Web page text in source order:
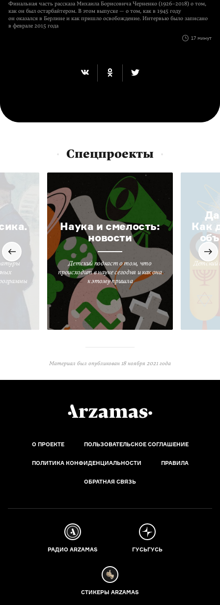
Финальная часть рассказа Михаила Борисовича Черненко (1926–2018) о том,
как он был остарбайтером. В этом выпуске — о том, как в 1945 году
он оказался в Берлине и как пришло освобождение. Интервью было записано
в феврале 2015 года
17 минут
Спецпроекты
Наука и смелость:
новости
Детский подкаст о том, что
происходит в науке сегодня и как она
к этому пришла
Да
Как
Детский
Материал был опубликован 18 ноября 2021 года
О ПРОЕКТЕ ПОЛЬЗОВАТЕЛЬСКОЕ СОГЛАШЕНИЕ
ПОЛИТИКА КОНФИДЕНЦИАЛЬНОСТИ ПРАВИЛА
ОБРАТНАЯ СВЯЗЬ
РАДИО ARZAMAS ГУСЬГУСЬ
СТИКЕРЫ ARZAMAS